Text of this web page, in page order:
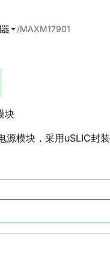
MAXM17901
块
源模块，采用uSLIC封装